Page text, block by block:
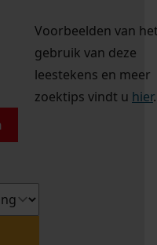
Voorbeelden van
gebruik van deze
leestekens en meer
zoektips vindt u hier.